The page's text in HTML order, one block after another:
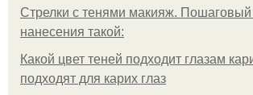
Стрелки с тенями макияж. Пошаговый
нанесения такой:
Какой цвет теней подходит глазам
подходят для карих глаз